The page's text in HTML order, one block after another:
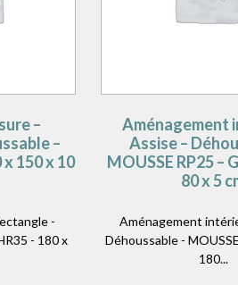
–
–
x 150 x 10
-
- 180 x
Aménagement
Assise –
MOUSSE RP25 –
80 x 5
Aménagement
Déhoussable -
180...